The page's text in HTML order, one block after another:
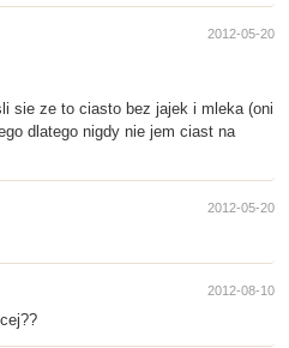
2012-05-20
sie ze to ciasto bez jajek i mleka (oni
dlatego nigdy nie jem ciast na
2012-05-20
2012-08-10